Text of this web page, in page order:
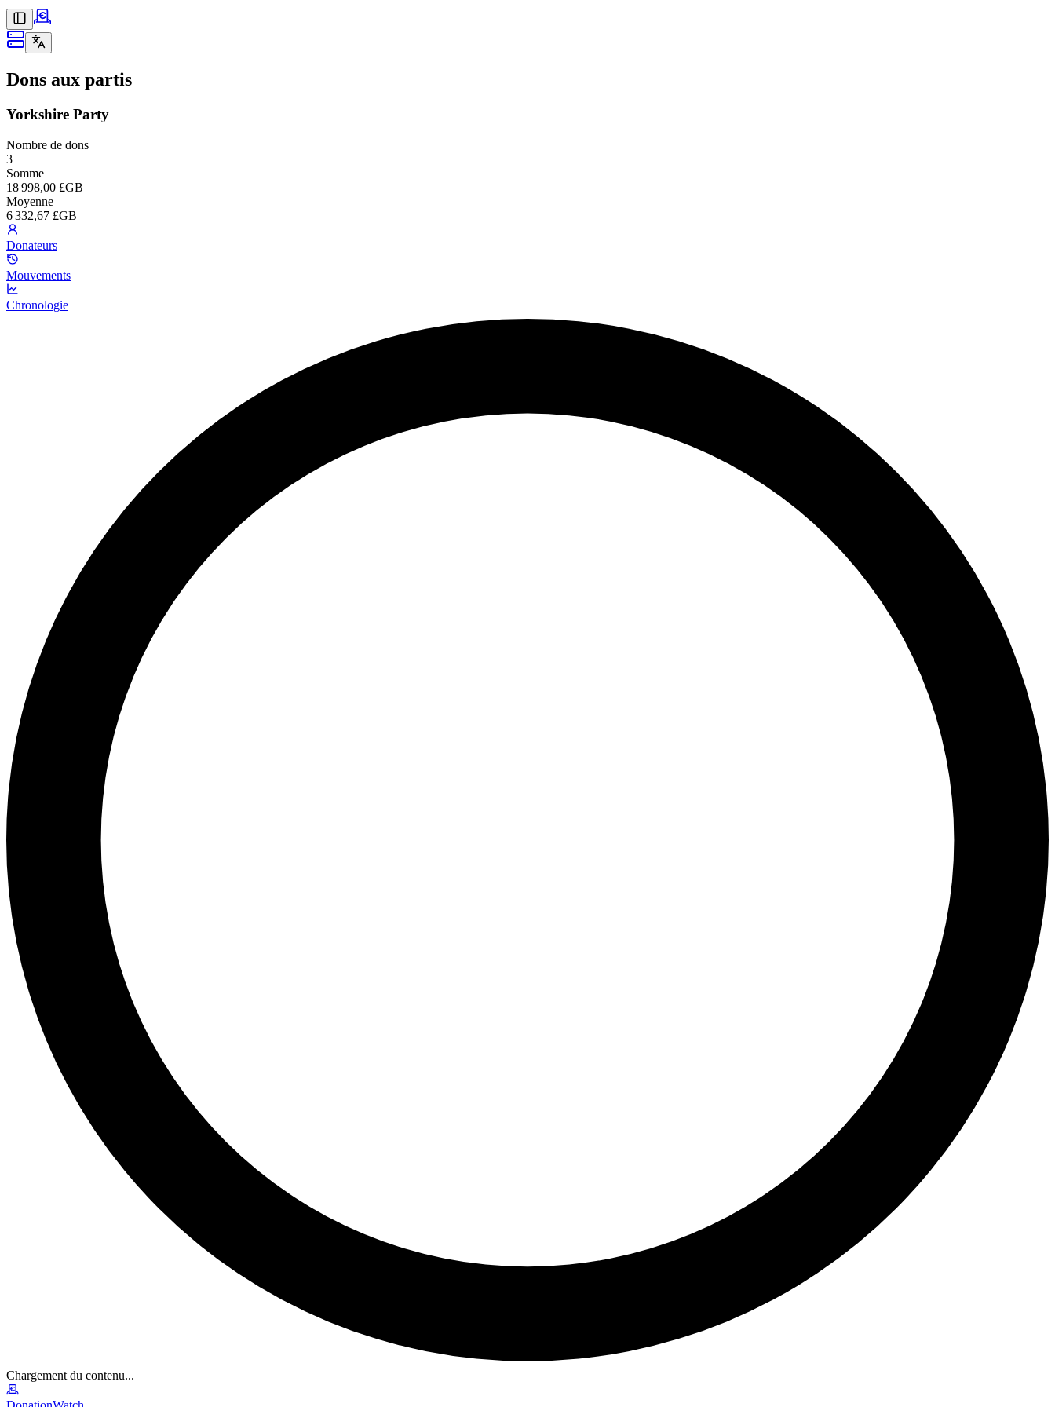
Dons aux partis
Yorkshire Party
Nombre de dons
3
Somme
18 998,00 £GB
Moyenne
6 332,67 £GB
Donateurs
Mouvements
Chronologie
Chargement du contenu...